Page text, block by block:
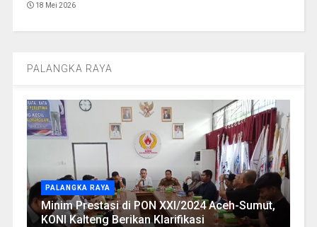
18 Mei 2026
PALANGKA RAYA
PALANGKA RAYA
Minim Prestasi di PON XXI/2024 Aceh-Sumut,
KONI Kalteng Berikan Klarifikasi